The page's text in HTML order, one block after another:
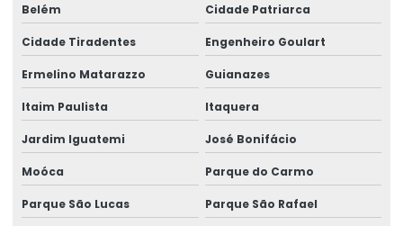
Laudo de construção civil
Laudo De Avaliação Estrutura Metálica
Laudo estrutural preço
Laudo estrutural predial
Belém Cidade Patriarca
Cidade Tiradentes Engenheiro Goulart
Ermelino Matarazzo Guianazes
Itaim Paulista Itaquera
Jardim Iguatemi José Bonifácio
Moóca Parque do Carmo
Parque São Lucas Parque São Rafael